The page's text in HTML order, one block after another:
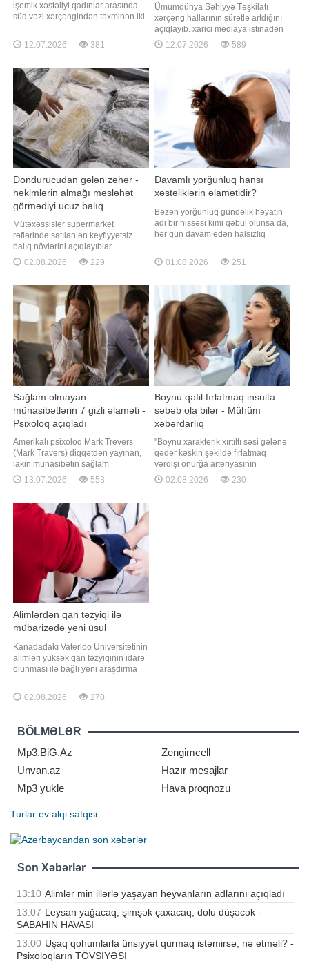
işemik xəstəliyi qadınlar arasında
süd vəzi xərçəngindən təxminən iki
mediaya istinadən xəbər verir ki,
buna baxmayaraq, bir çox qadın ilk
görməzlikdən gəlir, ya da onları adi
yorğunluqla əlaqələndirir
12.07.2026 381
Ümumdünya Səhiyyə Təşkilatı
xərçəng hallarının sürətlə artdığını
açıqlayıb. xarici mediaya istinadən
bildirir ki, yeni qlobal hesabata
görə, profilaktika, erkən aşkarlama
2050-ci ilə qədər yeni xərçəng
hallarının illik sayı təxminən 35
milyona çata bilər. Hesabatda qey
12.07.2026 589
Dondurucudan gələn zəhər -
həkimlərin almağı məsləhət
görmədiyi ucuz balıq
Mütəxəssislər supermarket
rəflərində satılan ən keyfiyyətsiz
balıq növlərini açıqlayıblar.
Dondurulmuş balıq tez və faydalı
şam yeməyi üçün ideal seçim kimi
xəbər verir ki, supermarketlərdəki
cəlbedici qiymətlərin arxasında
bəzən qida dəyərini itirmiş, hətta
sağlamlı
02.08.2026 229
Davamlı yorğunluq hansı
xəstəliklərin əlamətidir?
Bəzən yorğunluq gündəlik həyatın
adi bir hissəsi kimi qəbul olunsa da,
hər gün davam edən halsızlıq
probleminin əlaməti ola bilər.
Mütəxəssislərin sözlərinə görə,
səbəbləri arasında qan azlığı,
qalxanabənzər vəz xəstəlikləri,
şəkərli diabet, B12 vitamin
01.08.2026 251
Sağlam olmayan
münasibətlərin 7 gizli əlaməti -
Psixoloq açıqladı
Amerikalı psixoloq Mark Trevers
(Mark Travers) diqqətdən yayınan,
lakin münasibətin sağlam
olmadığını göstərən yeddi əsas
əlaməti sadalayıb. Qaynarinfo-nun
olunan məqaləsində Trevers bildirib
ki, bir çox insan aylarla, hətta illərlə
sağlam olmayan münasibətlərdə
qalır. Onla
13.07.2026 553
Boynu qəfil fırlatmaq insulta
səbəb ola bilər - Mühüm
xəbərdarlıq
"Boynu xarakterik xırtıltı səsi gələnə
qədər kəskin şəkildə fırlatmaq
vərdişi onurğa arteriyasının
zədələnməsinə və nadir hallarda
işemik insultun yaranmasına səbəb
02.08.2026 230
Alimlərdən qan təzyiqi ilə
mübarizədə yeni üsul
Kanadadakı Vaterloo Universitetinin
alimləri yüksək qan təzyiqinin idarə
olunması ilə bağlı yeni araşdırma
nəticələrinə görə, yalnız duzun
(natriumun) qəbulunu azaltmaq
kaliumun miqdarını artırmaq da qan
təzyiqinin aşağı salınmasın
02.08.2026 270
BÖLMƏLƏR
Mp3.BiG.Az
Zengimcell
Unvan.az
Hazır mesajlar
Mp3 yukle
Hava proqnozu
Turlar ev alqi satqisi
Son Xəbərlər
13:10 Alimlər min illərlə yaşayan heyvanların adlarını açıqladı
13:07 Leysan yağacaq, şimşək çaxacaq, dolu düşəcək -
SABAHIN HAVASI
13:00 Uşaq qohumlarla ünsiyyət qurmaq istəmirsə, nə etməli? -
Psixoloqların TÖVSİYƏSİ